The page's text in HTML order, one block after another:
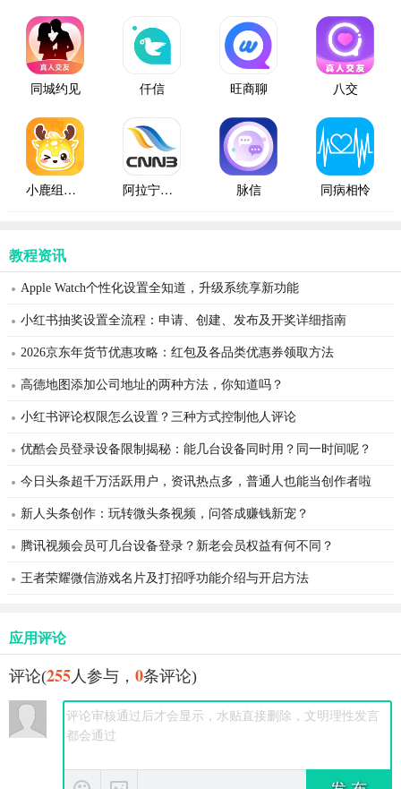
同城约见 仟信 旺商聊 八交
小鹿组队电竞陪玩 阿拉宁波网 脉信 同病相怜
教程资讯
Apple Watch个性化设置全知道，升级系统享新功能
小红书抽奖设置全流程：申请、创建、发布及开奖详细指南
2026京东年货节优惠攻略：红包及各品类优惠券领取方法
高德地图添加公司地址的两种方法，你知道吗？
小红书评论权限怎么设置？三种方式控制他人评论
优酷会员登录设备限制揭秘：能几台设备同时用？同一时间呢？
今日头条超千万活跃用户，资讯热点多，普通人也能当创作者啦
新人头条创作：玩转微头条视频，问答成赚钱新宠？
腾讯视频会员可几台设备登录？新老会员权益有何不同？
王者荣耀微信游戏名片及打招呼功能介绍与开启方法
应用评论
评论(255人参与， 0条评论)